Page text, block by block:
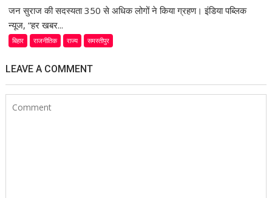
जन सुराज की सदस्यता 350 से अधिक लोगों ने किया ग्रहण। इंडिया पब्लिक
न्यूज, “हर खबर...
बिहार राजनीतिक राज्य समस्तीपुर
LEAVE A COMMENT